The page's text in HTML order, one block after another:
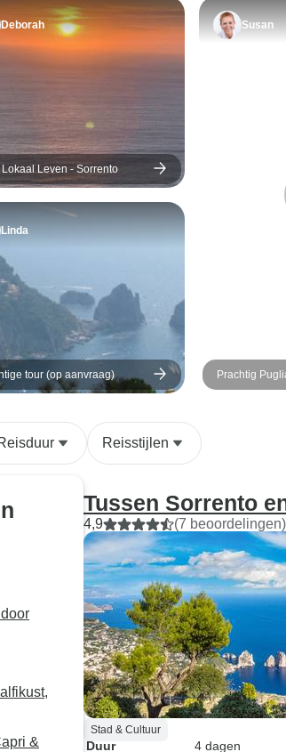
Deborah
Lokaal Leven - Sorrento
Linda
tour (op aanvraag)
Susan
Prachtig
Reisstijlen
&
Tussen Sorrento
4,9 (7 beoordelingen)
Stad & Cultuur
Duur
4 dagen